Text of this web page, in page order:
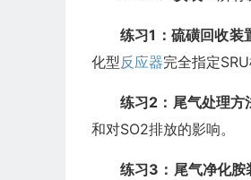
练习1：硫磺回收装
化型反应器完全指定
练习2：尾气处理方
和对SO2排放的影响。
练习3：尾气净化胺